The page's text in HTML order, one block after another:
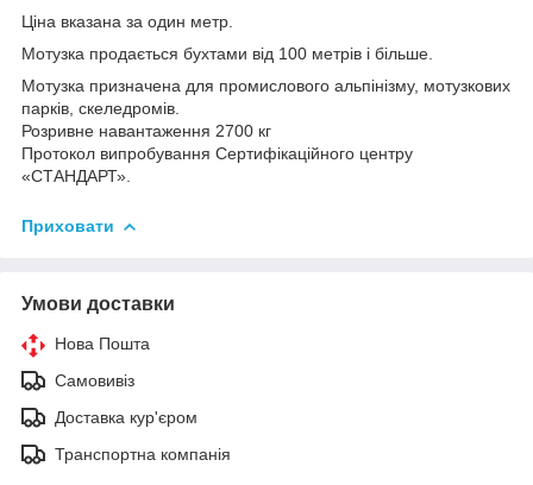
Ціна вказана за один метр.
Мотузка продається бухтами від 100 метрів і більше.
Мотузка призначена для промислового альпінізму, мотузкових
парків, скеледромів.
Розривне навантаження 2700 кг
Протокол випробування Сертифікаційного центру
«СТАНДАРТ».
Приховати
Умови доставки
Нова Пошта
Самовивіз
Доставка кур'єром
Транспортна компанія